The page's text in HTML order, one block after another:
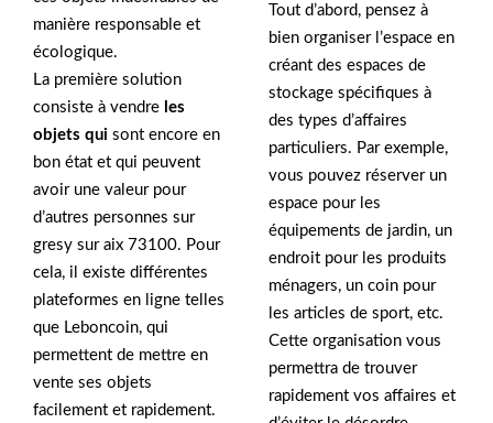
manière responsable et
écologique.
La première solution
consiste à vendre les
objets qui sont encore en
bon état et qui peuvent
avoir une valeur pour
d’autres personnes sur
gresy sur aix 73100. Pour
cela, il existe différentes
plateformes en ligne telles
que Leboncoin, qui
permettent de mettre en
vente ses objets
facilement et rapidement.
Tout d’abord, pensez à
bien organiser l’espace en
créant des espaces de
stockage spécifiques à
des types d’affaires
particuliers. Par exemple,
vous pouvez réserver un
espace pour les
équipements de jardin, un
endroit pour les produits
ménagers, un coin pour
les articles de sport, etc.
Cette organisation vous
permettra de trouver
rapidement vos affaires et